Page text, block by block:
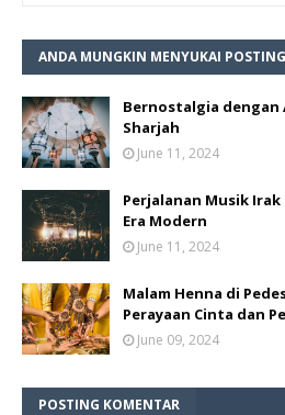
ANDA MUNGKIN MENYUKAI
Bernostalgia
Sharjah
June 11, 2024
Perjalanan Musik
Era Modern
June 11, 2024
Malam Henna di
Perayaan Cinta dan
June 09, 2024
POSTING KOMENTAR